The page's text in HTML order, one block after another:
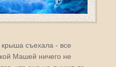
съехала - все
Машей ничего не